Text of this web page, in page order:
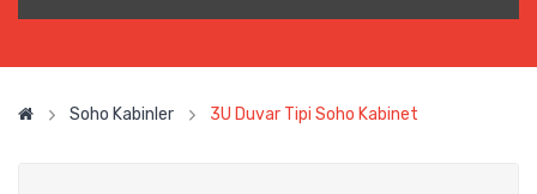
Soho Kabinler 3U Duvar Tipi Soho Kabinet